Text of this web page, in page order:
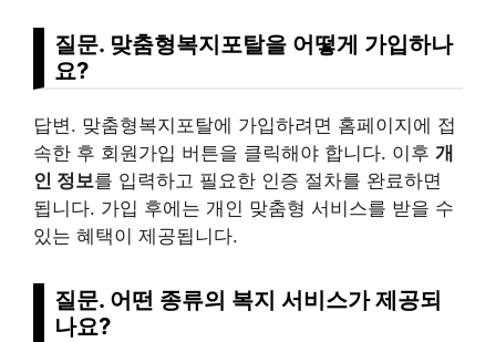
질문. 맞춤형복지포탈을 어떻게 가입하나
요?
답변. 맞춤형복지포탈에 가입하려면 홈페이지에 접
속한 후 회원가입 버튼을 클릭해야 합니다. 이후 개
인 정보를 입력하고 필요한 인증 절차를 완료하면
됩니다. 가입 후에는 개인 맞춤형 서비스를 받을 수
있는 혜택이 제공됩니다.
질문. 어떤 종류의 복지 서비스가 제공되
나요?